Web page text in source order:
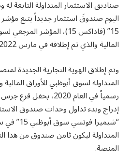
صناديق الاستثمار المتداولة التابعة
اليوم صندوقَ استثمار جديداً يتبع
15” (فاداكس 15)، المؤشر
المالية والذي تم إطلاقه في مارس 2022.
وتم إطلاق الهوية التجارية الجديدة
المتداولة لسوق أبوظبي للأوراق
رسمياً في العام 2020،
إدراج وبدء تداول وحدات صندوق
“شيميرا
المتداولة ليكون ثامن صندوق من هذا
المنصة.